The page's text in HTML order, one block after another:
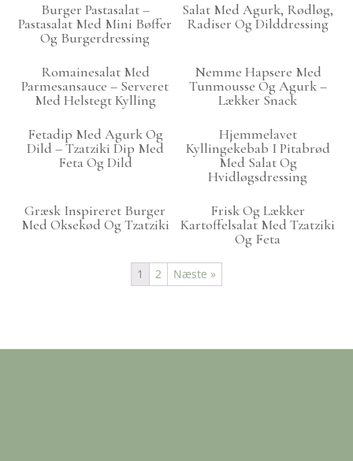
Burger Pastasalat –
Pastasalat Med Mini Bøffer
Og Burgerdressing
Salat Med Agurk, Rødløg,
Radiser Og Dilddressing
Romainesalat Med
Parmesansauce – Serveret
Med Helstegt Kylling
Nemme Hapsere Med
Tunmousse Og Agurk –
Lækker Snack
Fetadip Med Agurk Og
Dild – Tzatziki Dip Med
Feta Og Dild
Hjemmelavet
Kyllingekebab I Pitabrød
Med Salat Og
Hvidløgsdressing
Græsk Inspireret Burger
Med Oksekød Og Tzatziki
Frisk Og Lækker
Kartoffelsalat Med Tzatziki
Og Feta
1 2 Næste »